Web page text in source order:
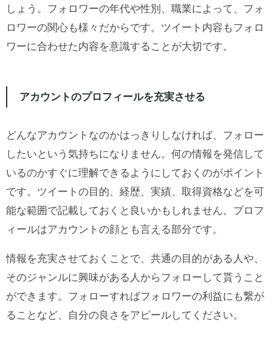
しょう。フォロワーの年代や性別、職業によって、フォ
ロワーの関心も様々だからです。ツイート内容もフォロ
ワーに合わせた内容を意識することが大切です。
アカウントのプロフィールを充実させる
どんなアカウントなのかはっきりしなければ、フォロー
したいという気持ちになりません。何の情報を発信して
いるのかすぐに理解できるようにしておくのがポイント
です。ツイートの目的、経歴、実績、取得資格などを可
能な範囲で記載しておくと良いかもしれません。プロフ
ィールはアカウントの顔とも言える部分です。
情報を充実させておくことで、共通の目的がある人や、
そのジャンルに興味がある人からフォローして貰うこと
ができます。フォローすればフォロワーの利益にも繋が
ることなど、自分の良さをアピールしてください。